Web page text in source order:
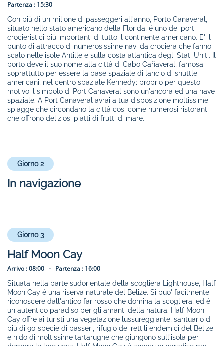
Partenza : 15:30
Con più di un milione di passeggeri all'anno, Porto Canaveral,
situato nello stato americano della Florida, é uno dei porti
crocieristici più importanti di tutto il continente americano. E' il
punto di attracco di numerosissime navi da crociera che fanno
scalo nelle isole Antille e sulla costa atlantica degli Stati Uniti. Il
porto deve il suo nome alla città di Cabo Cañaveral, famosa
soprattutto per essere la base spaziale di lancio di shuttle
americani, nel centro spaziale Kennedy; proprio per questo
motivo il simbolo di Port Canaveral sono un'ancora ed una nave
spaziale. A Port Canaveral avrai a tua disposizione moltissime
spiagge che circondano la città cosi come numerosi ristoranti
che offrono deliziosi piatti di frutti di mare.
Giorno 2
In navigazione
Giorno 3
Half Moon Cay
Arrivo :08:00 - Partenza : 16:00
Situata nella parte sudorientale della scogliera Lighthouse, Half
Moon Cay é una riserva naturale del Belize. Si puo' facilmente
riconoscere dall'antico far rosso che domina la scogliera, ed é
un autentico paradiso per gli amanti della natura. Half Moon
Cay offre ai turisti una vegetazione lussureggiante, santuario di
più di 90 specie di passeri, rifugio dei rettili endemici del Belize
e nido di moltissime tartarughe che giungono sull'isola per